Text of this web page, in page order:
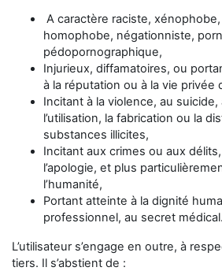
A caractère raciste,
homophobe, négationniste,
pédopornographique,
Injurieux, diffamatoires, ou
à la réputation ou à la vie privée
Incitant à la violence, au
l’utilisation, la fabrication ou la
substances illicites,
Incitant aux crimes ou aux
l’apologie, et plus
l’humanité,
Portant atteinte à la dignité
professionnel, au secret médical.
L’utilisateur s’engage en outre, à
tiers. Il s’abstient de :